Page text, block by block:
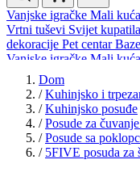
Vanjske igračke Mali
Vrtni tuševi Svijet kupatila
dekoracije Pet centar
Vanjske igračke Mali
Vrtni tuševi
dekoracijePet centar
Dom
/ Kuhinjsko i
/ Kuhinjsko posuđe
/ Posude za
/ Posude sa
/ 5FIVE posuda za